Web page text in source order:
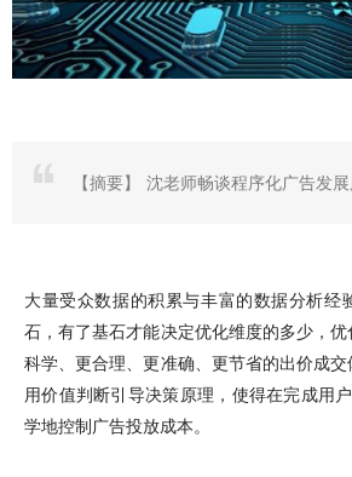
【摘要】 沈老师畅谈程序化广告发
大量受众数据的积累与丰富的数据分析经
石，有了基石才能决定优化维度的多少，
科学、更合理、更准确、更节省的出价成
用价值判断引导决策原理，使得在完成用
学地控制广告投放成本。